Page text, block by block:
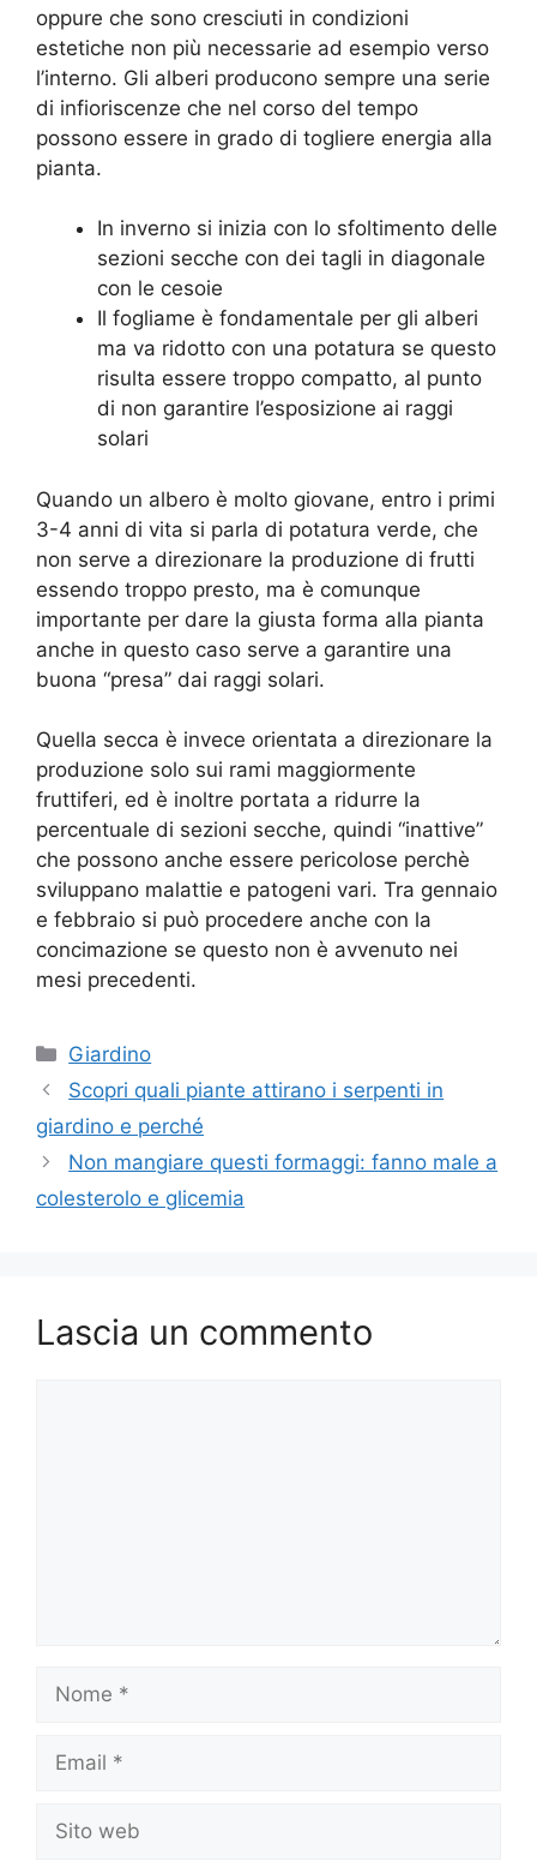
oppure che sono cresciuti in condizioni
estetiche non più necessarie ad esempio verso
l’interno. Gli alberi producono sempre una serie
di infioriscenze che nel corso del tempo
possono essere in grado di togliere energia alla
pianta.
In inverno si inizia con lo sfoltimento delle
sezioni secche con dei tagli in diagonale
con le cesoie
Il fogliame è fondamentale per gli alberi
ma va ridotto con una potatura se questo
risulta essere troppo compatto, al punto
di non garantire l’esposizione ai raggi
solari
Quando un albero è molto giovane, entro i primi
3-4 anni di vita si parla di potatura verde, che
non serve a direzionare la produzione di frutti
essendo troppo presto, ma è comunque
importante per dare la giusta forma alla pianta
anche in questo caso serve a garantire una
buona “presa” dai raggi solari.
Quella secca è invece orientata a direzionare la
produzione solo sui rami maggiormente
fruttiferi, ed è inoltre portata a ridurre la
percentuale di sezioni secche, quindi “inattive”
che possono anche essere pericolose perchè
sviluppano malattie e patogeni vari. Tra gennaio
e febbraio si può procedere anche con la
concimazione se questo non è avvenuto nei
mesi precedenti.
Categorie
Giardino
Scopri quali piante attirano i serpenti in
giardino e perché
Non mangiare questi formaggi: fanno male a
colesterolo e glicemia
Lascia un commento
Nome
Email
Sito
web